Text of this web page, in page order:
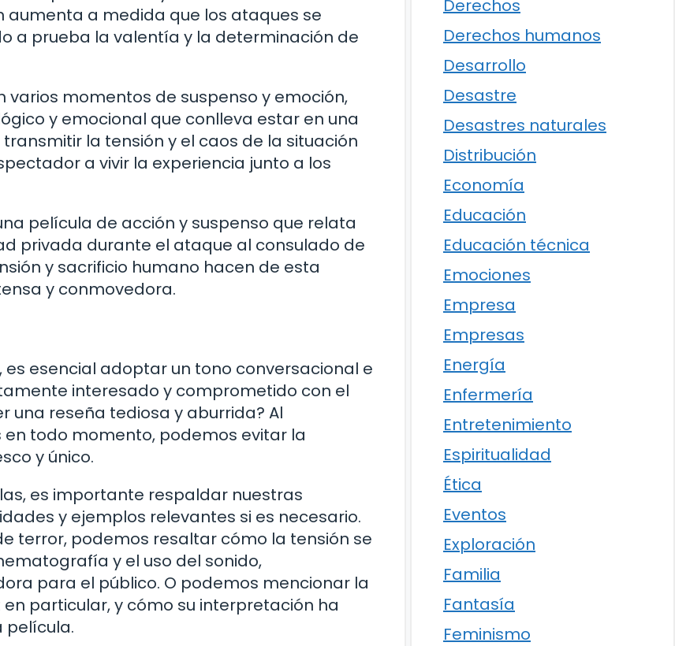
aumenta a medida que los ataques se
a prueba la valentía y la determinación de
momentos de suspenso y emoción,
y emocional que conlleva estar en una
la tensión y el caos de la situación
a vivir la experiencia junto a los
película de acción y suspenso que relata
privada durante el ataque al consulado de
y sacrificio humano hacen de esta
y conmovedora.
esencial adoptar un tono conversacional e
interesado y comprometido con el
una reseña tediosa y aburrida? Al
todo momento, podemos evitar la
y único.
es importante respaldar nuestras
y ejemplos relevantes si es necesario.
terror, podemos resaltar cómo la tensión se
y el uso del sonido,
para el público. O podemos mencionar la
particular, y cómo su interpretación ha
película.
Derechos
Derechos humanos
Desarrollo
Desastre
Desastres naturales
Distribución
Economía
Educación
Educación técnica
Emociones
Empresa
Empresas
Energía
Enfermería
Entretenimiento
Espiritualidad
Ética
Eventos
Exploración
Familia
Fantasía
Feminismo